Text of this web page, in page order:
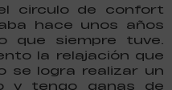
circulo de confort
hace unos años
que siempre tuve.
la relajación que
se logra realizar un
y tengo ganas de